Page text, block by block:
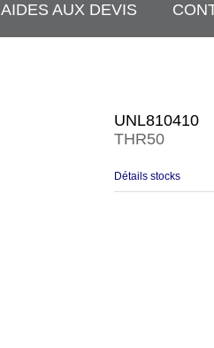
AIDES AUX DEVIS
UNL810410
THR50
Détails stocks